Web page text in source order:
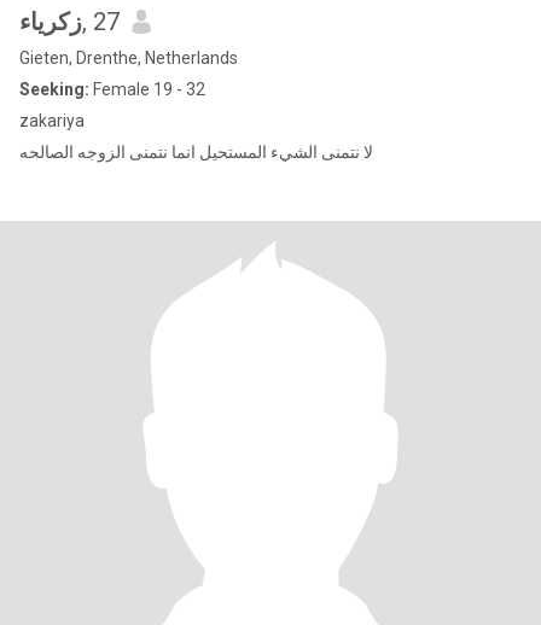
زكرياء, 27
Gieten, Drenthe, Netherlands
Seeking: Female 19 - 32
zakariya
لا نتمنى الشيء المستحيل انما نتمنى الزوجه الصالحه